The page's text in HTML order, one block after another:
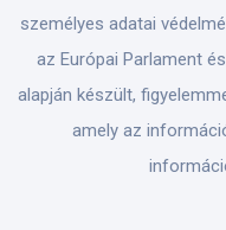
személyes adatai
az Európai Parlament
alapján készült,
amely az